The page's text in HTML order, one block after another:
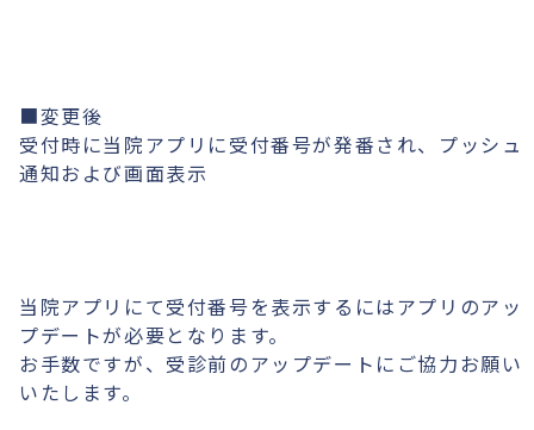
■変更後
受付時に当院アプリに受付番号が発番され、プッシュ
通知および画面表示
当院アプリにて受付番号を表示するにはアプリのアッ
プデートが必要となります。
お手数ですが、受診前のアップデートにご協力お願い
いたします。